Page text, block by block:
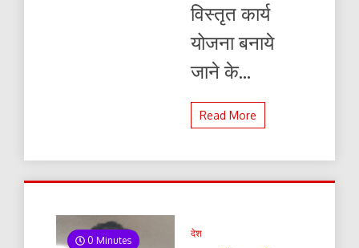
विस्तृत कार्य
योजना बनाये
जाने के...
Read More
0 Minutes
देश